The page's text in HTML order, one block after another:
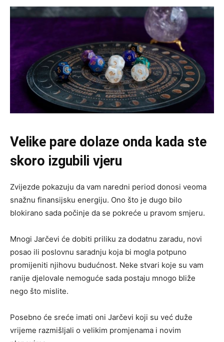
Velike pare dolaze onda kada ste
skoro izgubili vjeru
Zvijezde pokazuju da vam naredni period donosi veoma
snažnu finansijsku energiju. Ono što je dugo bilo
blokirano sada počinje da se pokreće u pravom smjeru.
Mnogi Jarčevi će dobiti priliku za dodatnu zaradu, novi
posao ili poslovnu saradnju koja bi mogla potpuno
promijeniti njihovu budućnost. Neke stvari koje su vam
ranije djelovale nemoguće sada postaju mnogo bliže
nego što mislite.
Posebno će sreće imati oni Jarčevi koji su već duže
vrijeme razmišljali o velikim promjenama i novim